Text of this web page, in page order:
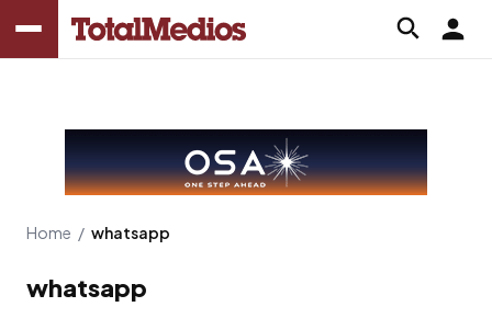
Home / whatsapp
whatsapp